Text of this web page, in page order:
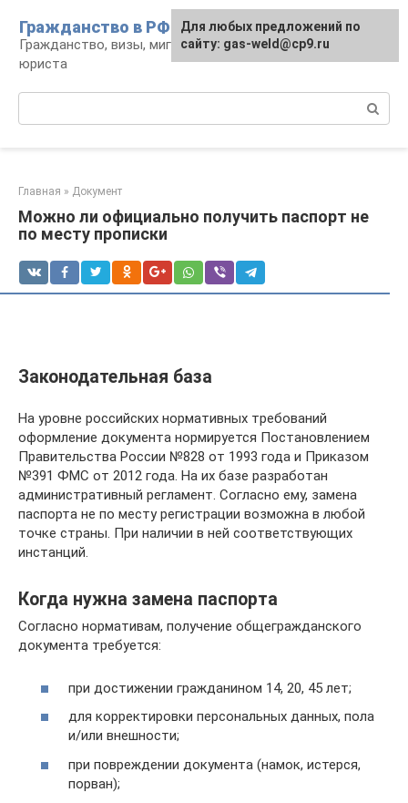
контенту
Гражданство в РФ
Гражданство, визы, миграция: консультации
юриста
Главная » Документ
Можно ли официально получить паспорт не
по месту прописки
Законодательная база
На уровне российских нормативных требований
оформление документа нормируется Постановлением
Правительства России №828 от 1993 года и Приказом
№391 ФМС от 2012 года. На их базе разработан
административный регламент. Согласно ему, замена
паспорта не по месту регистрации возможна в любой
точке страны. При наличии в ней соответствующих
инстанций.
Когда нужна замена паспорта
Согласно нормативам, получение общегражданского
документа требуется:
при достижении гражданином 14, 20, 45 лет;
для корректировки персональных данных, пола
и/или внешности;
при повреждении документа (намок, истерся,
порван);
Для любых предложений по
сайту: gas-weld@cp9.ru